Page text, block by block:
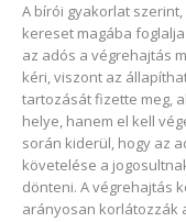
A bírói gyakorlat
kereset magába
az adós a végrehajtás
kéri, viszont az
tartozását fizette meg,
helye, hanem el kell
során kiderül, hogy az
követelése a
dönteni. A végrehajtás
arányosan korlátozzák